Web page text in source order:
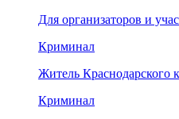
Для организаторов и
Криминал
Житель Краснодарского
Криминал